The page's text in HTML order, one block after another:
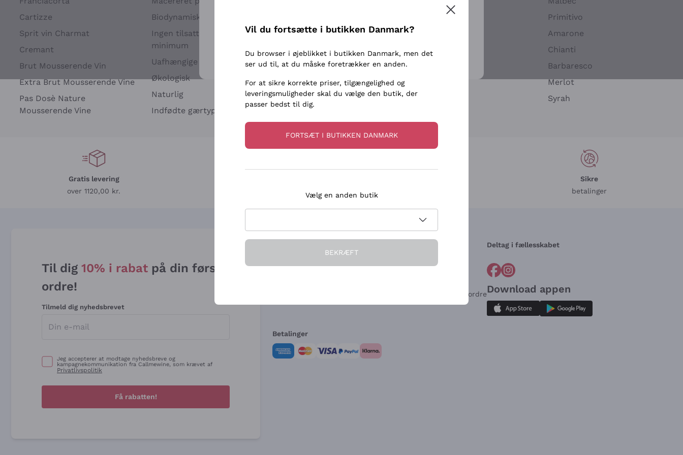
Cartizze
Sprit vin Charmat
Cremant
Brut Mousserende Vin
Extra Brut Mousserende Vine
Pas Dosè Nature
Mousserende Vine
Biodynamisk
Ingen tilsatte sulfitter eller
minimum
Uafhængige Vinavlere
Økologisk
Naturlig
Indfødte gærtyper
Biondi Santi
Franz Haas
Argiolas
Zenato
Ca' dei Frati
Ribolla Gialla
Sauvignon
Primitivo
Amarone
Chianti
Barbaresco
Merlot
Syrah
Gratis levering
over 1120,00 kr.
Sikre
betalinger
Til dig 10% i rabat på din første
ordre!
Tilmeld dig nyhedsbrevet
Jeg accepterer at modtage nyhedsbreve og
kampagnekommunikation fra Callmewine, som krævet af
Privatlivspolitik
Få rabatten!
Hvem vi er
Kundeservice
Fortrydelsesformular for ordre
Deltag i fællesskabet
Download appen
Betalinger
Tilmeld
For flere oplysninger, læs voresPrivatlivspolitik
Vil du fortsætte i butikken Danmark?
Du browser i øjeblikket i butikken Danmark, men det
ser ud til, at du måske foretrækker en anden.
For at sikre korrekte priser, tilgængelighed og
leveringsmuligheder skal du vælge den butik, der
passer bedst til dig.
FORTSÆT I BUTIKKEN DANMARK
Vælg en anden butik
BEKRÆFT